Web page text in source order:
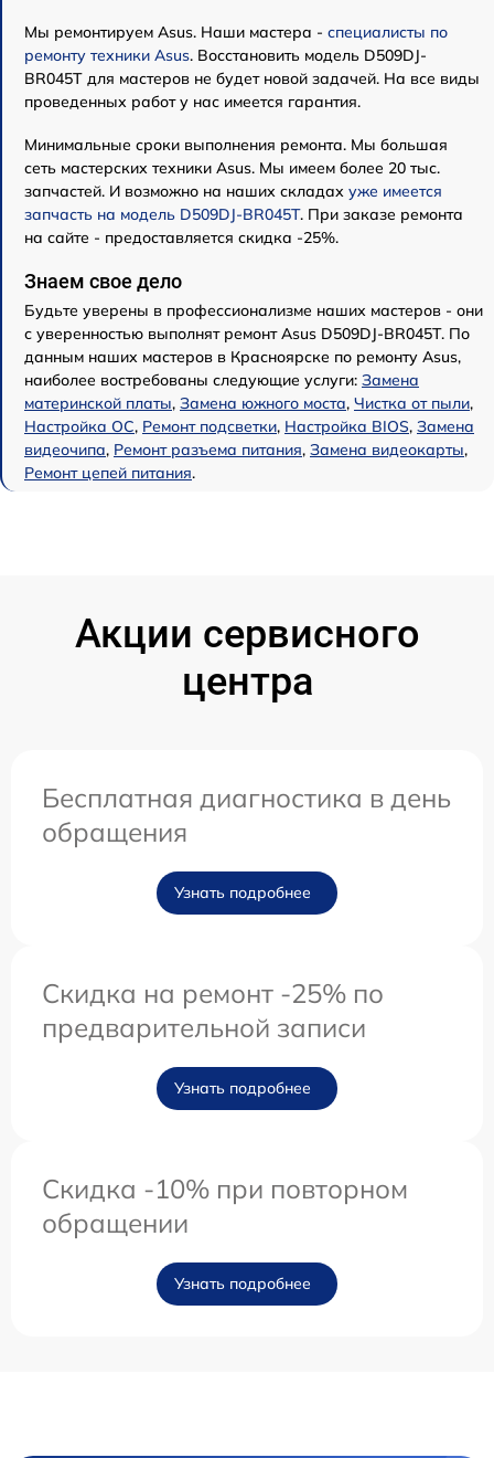
Мы ремонтируем Asus. Наши мастера - специалисты по
ремонту техники Asus. Восстановить модель D509DJ-
BR045T для мастеров не будет новой задачей. На все виды
проведенных работ у нас имеется гарантия.
Минимальные сроки выполнения ремонта. Мы большая
сеть мастерских техники Asus. Мы имеем более 20 тыс.
запчастей. И возможно на наших складах уже имеется
запчасть на модель D509DJ-BR045T. При заказе ремонта
на сайте - предоставляется скидка -25%.
Знаем свое дело
Будьте уверены в профессионализме наших мастеров - они
с уверенностью выполнят ремонт Asus D509DJ-BR045T. По
данным наших мастеров в Красноярске по ремонту Asus,
наиболее востребованы следующие услуги: Замена
материнской платы, Замена южного моста, Чистка от пыли,
Настройка ОС, Ремонт подсветки, Настройка BIOS, Замена
видеочипа, Ремонт разъема питания, Замена видеокарты,
Ремонт цепей питания.
Акции сервисного
центра
Бесплатная диагностика в день
обращения
Узнать подробнее
Скидка на ремонт -25% по
предварительной записи
Узнать подробнее
Скидка -10% при повторном
обращении
Узнать подробнее